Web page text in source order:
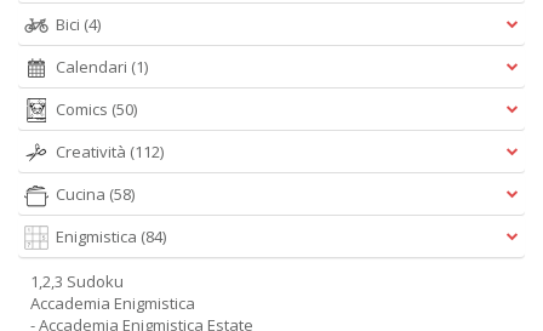
Bici (4)
Calendari (1)
Comics (50)
Creatività (112)
Cucina (58)
Enigmistica (84)
1,2,3 Sudoku
Accademia Enigmistica
- Accademia Enigmistica Estate